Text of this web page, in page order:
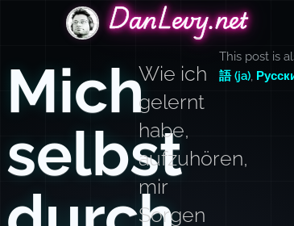
DanLevy.netDanLevy.net
DanLevy.net
Mich
selbst
Wie ich
gelernt
habe,
aufzuhören,
mir
Sorgen
This post is
語 (ja)